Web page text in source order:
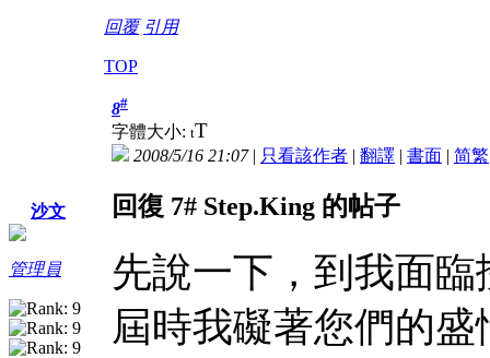
回覆 引用
TOP
沙文
管理員
8#
字體大小: tT
2008/5/16 21:07| 只看該作者 | 翻譯 | 書面 | 简繁
回復 7# Step.King 的帖子
先說一下，到我面
屆時我礙著您們的